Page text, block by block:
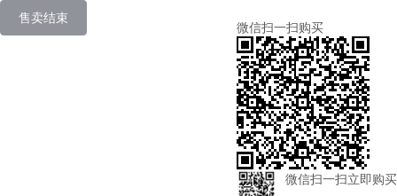
售卖结束
微信扫一扫购买
微信扫一扫立即购买